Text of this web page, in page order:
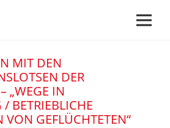
MIT DEN
DER
„WEGE IN
BETRIEBLICHE
VON GEFLÜCHTETEN“